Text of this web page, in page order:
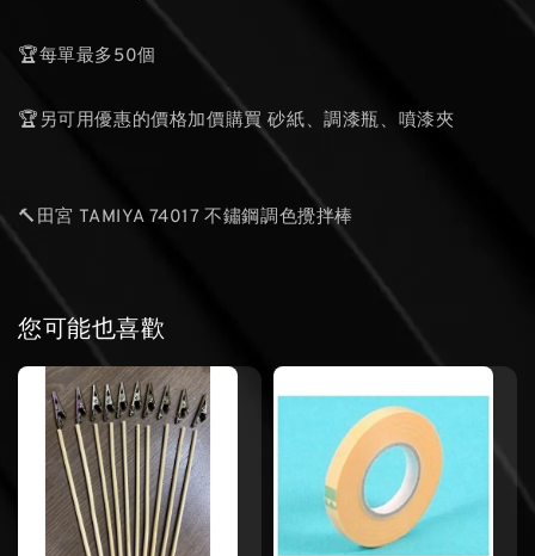
🏆每單最多50個
🏆另可用優惠的價格加價購買 砂紙、調漆瓶、噴漆夾
🔨田宮 TAMIYA 74017 不鏽鋼調色攪拌棒
您可能也喜歡